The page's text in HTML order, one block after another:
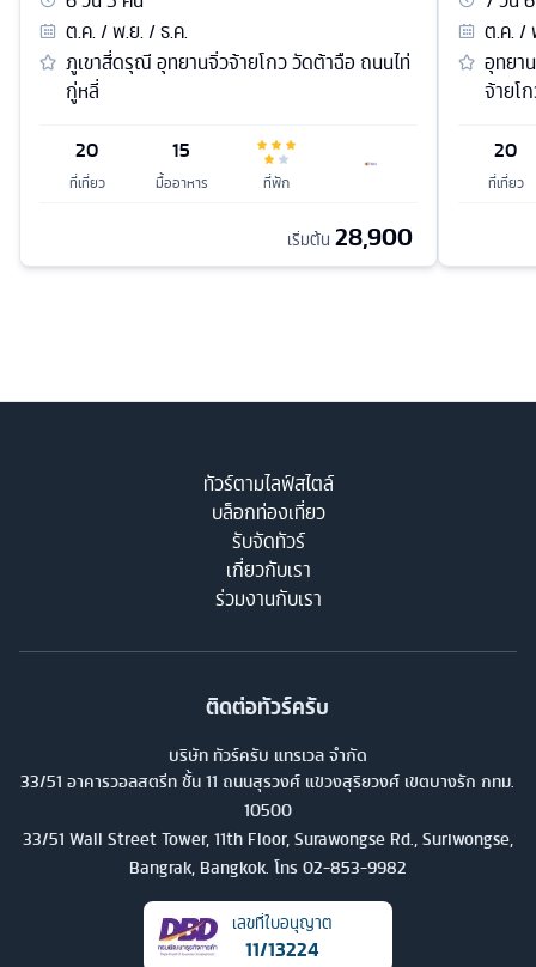
ต.ค. / พ.ย. / ธ.ค.
ภูเขาสี่ดรุณี อุทยานจิ่วจ้ายโกว วัดต้าฉือ ถนนไท่
กู่หลี่
20
ที่เที่ยว
15
มื้ออาหาร ที่พัก
เริ่มต้น 28,900
ต.ค. /
อุทยา
จ้ายโ
20
ที่เที่ยว
ทัวร์ตามไลฟ์สไตล์
บล็อกท่องเที่ยว
รับจัดทัวร์
เกี่ยวกับเรา
ร่วมงานกับเรา
ติดต่อทัวร์ครับ
บริษัท ทัวร์ครับ แทรเวล จำกัด
33/51 อาคารวอลสตรีท ชั้น 11 ถนนสุรวงศ์ แขวงสุริยวงศ์ เขตบางรัก กทม.
10500
33/51 Wall Street Tower, 11th Floor, Surawongse Rd., Suriwongse,
Bangrak, Bangkok. โทร 02-853-9982
เลขที่ใบอนุญาต
11/13224